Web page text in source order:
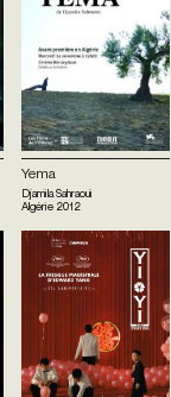
Yema
Djamila Sahraoui
Algérie 2012